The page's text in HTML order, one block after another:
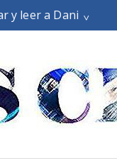
y leer a Dani